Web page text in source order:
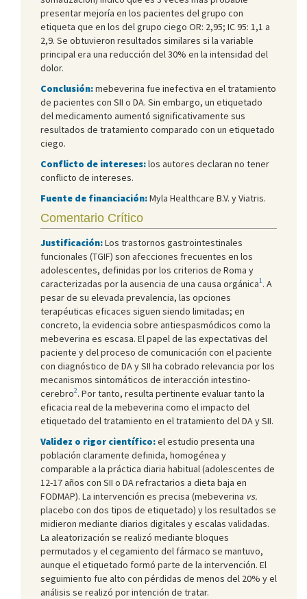
presentar mejoría en los pacientes del grupo con
etiqueta que en los del grupo ciego OR: 2,95; IC 95: 1,1 a
2,9. Se obtuvieron resultados similares si la variable
principal era una reducción del 30% en la intensidad del
dolor.
Conclusión:mebeverina fue inefectiva en el tratamiento
de pacientes con SII o DA. Sin embargo, un etiquetado
del medicamento aumentó significativamente sus
resultados de tratamiento comparado con un etiquetado
ciego.
Conflicto de intereses:los autores declaran no tener
conflicto de intereses.
Fuente de financiación:Myla Healthcare B.V. y Viatris.
Comentario Crítico
Justificación:Los trastornos gastrointestinales
funcionales (TGIF) son afecciones frecuentes en los
adolescentes, definidas por los criterios de Roma y
caracterizadas por la ausencia de una causa orgánica1. A
pesar de su elevada prevalencia, las opciones
terapéuticas eficaces siguen siendo limitadas; en
concreto, la evidencia sobre antiespasmódicos como la
mebeverina es escasa. El papel de las expectativas del
paciente y del proceso de comunicación con el paciente
con diagnóstico de DA y SII ha cobrado relevancia por los
mecanismos sintomáticos de interacción intestino-
cerebro2. Por tanto, resulta pertinente evaluar tanto la
eficacia real de la mebeverina como el impacto del
etiquetado del tratamiento en el tratamiento del DA y SII.
Validez o rigor científico:el estudio presenta una
población claramente definida, homogénea y
comparable a la práctica diaria habitual (adolescentes de
12-17 años con SII o DA refractarios a dieta baja en
FODMAP). La intervención es precisa (mebeverina vs.
placebo con dos tipos de etiquetado) y los resultados se
midieron mediante diarios digitales y escalas validadas.
La aleatorización se realizó mediante bloques
permutados y el cegamiento del fármaco se mantuvo,
aunque el etiquetado formó parte de la intervención. El
seguimiento fue alto con pérdidas de menos del 20% y el
análisis se realizó por intención de tratar.